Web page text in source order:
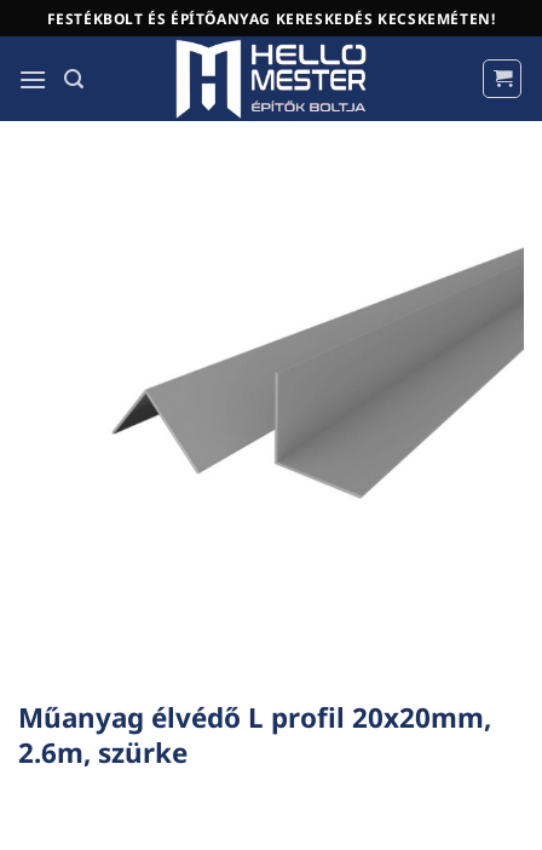
to
content
FESTÉKBOLT ÉS ÉPÍTŐANYAG KERESKEDÉS KECSKEMÉTEN!
Műanyag élvédő L profil 20x20mm,
2.6m, szürke